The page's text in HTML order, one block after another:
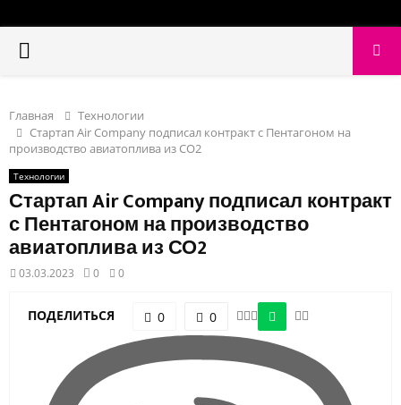
PRIMARY
Главная
Технологии
Стартап Air Company подписал контракт с Пентагоном на
производство авиатоплива из СО2
Технологии
Стартап Air Company подписал контракт
с Пентагоном на производство
авиатоплива из СО2
03.03.2023 0 0
ПОДЕЛИТЬСЯ 0 0